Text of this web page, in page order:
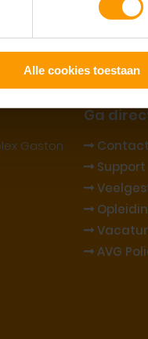
Alle cookies toestaan
Gaston
Ga
Contact
Support
AVG